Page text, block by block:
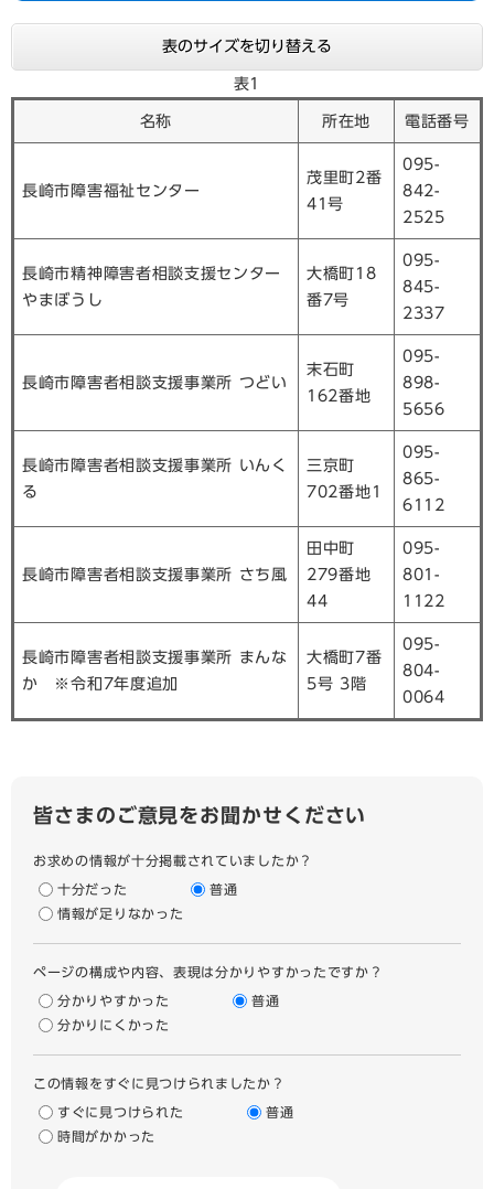
表のサイズを切り替える
表1
名称 所在地 電話番号
長崎市障害福祉センター
茂里町2番
41号
095-
842-
2525
長崎市精神障害者相談支援センター
やまぼうし
大橋町18
番7号
095-
845-
2337
長崎市障害者相談支援事業所 つどい
末石町
162番地
095-
898-
5656
長崎市障害者相談支援事業所 いんく
る
三京町
702番地1
095-
865-
6112
長崎市障害者相談支援事業所 さち風
田中町
279番地
44
095-
801-
1122
長崎市障害者相談支援事業所 まんな
か ※令和7年度追加
大橋町7番
5号 3階
095-
804-
0064
皆さまのご意見をお聞かせください
お求めの情報が十分掲載されていましたか？
十分だった
普通
情報が足りなかった
ページの構成や内容、表現は分かりやすかったですか？
分かりやすかった
普通
分かりにくかった
この情報をすぐに見つけられましたか？
すぐに見つけられた
普通
時間がかかった